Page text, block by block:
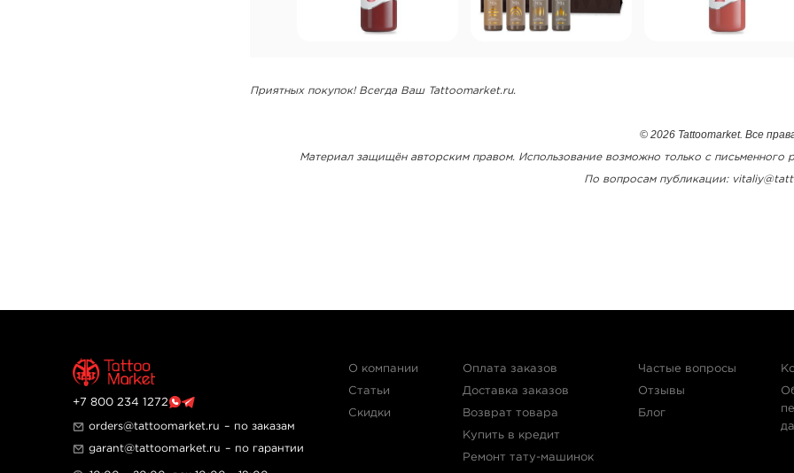
Приятных покупок! Всегда Ваш Tattoomarket.ru.
© 2026 Tattoomarket. Все
Материал защищён авторским правом. Использование возможно только с письменного
По вопросам публикации:
+7 800 234 1272
orders@tattoomarket.ru – по заказам
garant@tattoomarket.ru – по гарантии
О компании
Статьи
Скидки
Оплата заказов
Доставка заказов
Возврат товара
Купить в кредит
Ремонт тату-машинок
Частые вопросы
Отзывы
Блог